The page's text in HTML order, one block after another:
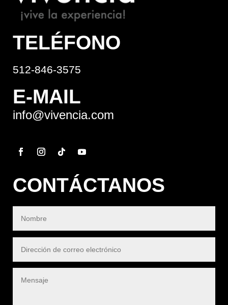
TELÉFONO
512-846-3575
E-MAIL
info@vivencia.com
CONTÁCTANOS